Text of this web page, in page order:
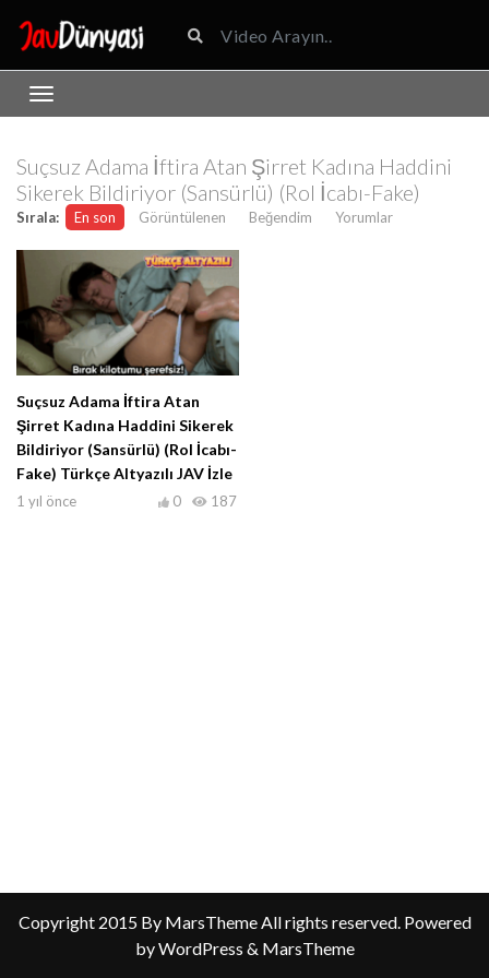
Suçsuz Adama İftira Atan Şirret Kadına Haddini
Sikerek Bildiriyor (Sansürlü) (Rol İcabı-Fake)
Sırala: En son Görüntülenen Beğendim Yorumlar
Suçsuz Adama İftira Atan
Şirret Kadına Haddini Sikerek
Bildiriyor (Sansürlü) (Rol İcabı-
Fake) Türkçe Altyazılı JAV İzle
1 yıl önce 187
0
Copyright 2015 By MarsTheme All rights reserved. Powered
by WordPress & MarsTheme